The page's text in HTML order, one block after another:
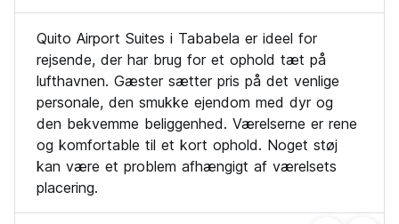
Quito Airport Suites i Tababela er ideel for
rejsende, der har brug for et ophold tæt på
lufthavnen. Gæster sætter pris på det venlige
personale, den smukke ejendom med dyr og
den bekvemme beliggenhed. Værelserne er rene
og komfortable til et kort ophold. Noget støj
kan være et problem afhængigt af værelsets
placering.